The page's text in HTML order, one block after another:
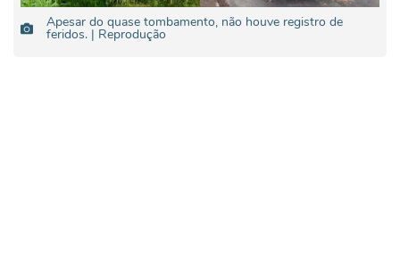
Apesar do quase tombamento, não houve registro de
feridos. | Reprodução